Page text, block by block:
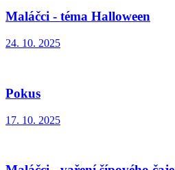
Maláčci - téma Halloween
24. 10. 2025
Pokus
17. 10. 2025